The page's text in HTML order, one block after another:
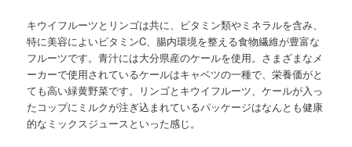
キウイフルーツとリンゴは共に、ビタミン類やミネラルを含み、
特に美容によいビタミンC、腸内環境を整える食物繊維が豊富な
フルーツです。青汁には大分県産のケールを使用。さまざまなメ
ーカーで使用されているケールはキャベツの一種で、栄養価がと
ても高い緑黄野菜です。リンゴとキウイフルーツ、ケールが入っ
たコップにミルクが注ぎ込まれているパッケージはなんとも健康
的なミックスジュースといった感じ。